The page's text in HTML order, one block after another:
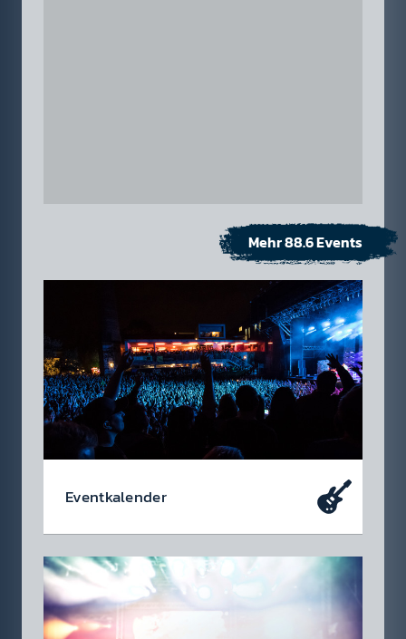
Mehr 88.6 Events
Event­kalen­der
Da soll­test du dabei sein – oder zu­mindest
so tun als ob. Die wir­klich coolen Events, die
du dir heute schon in den Kalen­der ein­tragen
soll­test.